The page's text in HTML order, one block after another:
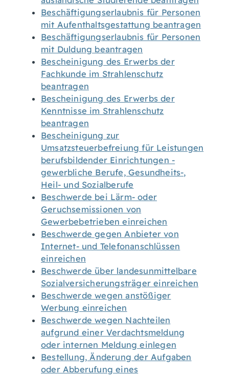
Beschäftigungserlaubnis für Personen
mit Aufenthaltsgestattung beantragen
Beschäftigungserlaubnis für Personen
mit Duldung beantragen
Bescheinigung des Erwerbs der
Fachkunde im Strahlenschutz
beantragen
Bescheinigung des Erwerbs der
Kenntnisse im Strahlenschutz
beantragen
Bescheinigung zur
Umsatzsteuerbefreiung für Leistungen
berufsbildender Einrichtungen -
gewerbliche Berufe, Gesundheits-,
Heil- und Sozialberufe
Beschwerde bei Lärm- oder
Geruchsemissionen von
Gewerbebetrieben einreichen
Beschwerde gegen Anbieter von
Internet- und Telefonanschlüssen
einreichen
Beschwerde über landesunmittelbare
Sozialversicherungsträger einreichen
Beschwerde wegen anstößiger
Werbung einreichen
Beschwerde wegen Nachteilen
aufgrund einer Verdachtsmeldung
oder internen Meldung einlegen
Bestellung, Änderung der Aufgaben
oder Abberufung eines